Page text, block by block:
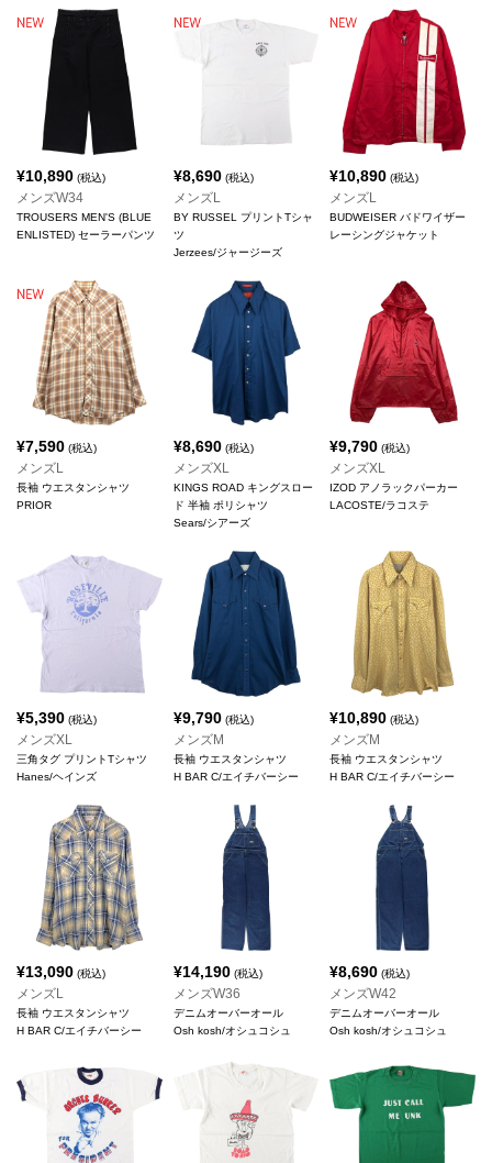
¥10,890 (税込)
メンズW34
TROUSERS MEN'S (BLUE
ENLISTED) セーラーパンツ
¥8,690(税込)
メンズL
BY RUSSEL プリントTシャ
ツ
Jerzees/ジャージーズ
¥10,890 (税込)
メンズL
BUDWEISER バドワイザー
レーシングジャケット
¥7,590 (税込)
メンズL
長袖 ウエスタンシャツ
PRIOR
¥8,690(税込)
メンズXL
KINGS ROAD キングスロー
ド 半袖 ポリシャツ
Sears/シアーズ
¥9,790 (税込)
メンズXL
IZOD アノラックパーカー
LACOSTE/ラコステ
¥5,390 (税込)
メンズXL
三角タグ プリントTシャツ
Hanes/ヘインズ
¥9,790(税込)
メンズM
長袖 ウエスタンシャツ
H BAR C/エイチバーシー
¥10,890 (税込)
メンズM
長袖 ウエスタンシャツ
H BAR C/エイチバーシー
¥13,090 (税込)
メンズL
長袖 ウエスタンシャツ
H BAR C/エイチバーシー
¥14,190(税込)
メンズW36
デニムオーバーオール
Osh kosh/オシュコシュ
¥8,690 (税込)
メンズW42
デニムオーバーオール
Osh kosh/オシュコシュ